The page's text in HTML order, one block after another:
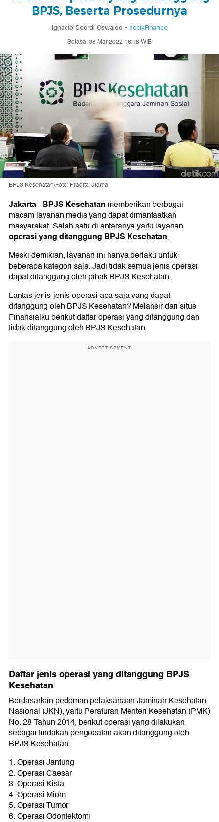
BPJS, Beserta Prosedurnya
Ignacio Geordi Oswaldo - detikFinance
Selasa, 08 Mar 2022 16:18 WIB
BPJS Kesehatan/Foto: Pradita Utama
Jakarta-BPJS Kesehatan memberikan berbagai
macam layanan medis yang dapat dimanfaatkan
masyarakat. Salah satu di antaranya yaitu layanan
operasi yang ditanggung BPJS Kesehatan.
Meski demikian, layanan ini hanya berlaku untuk
beberapa kategori saja. Jadi tidak semua jenis operasi
dapat ditanggung oleh pihak BPJS Kesehatan.
Lantas jenis-jenis operasi apa saja yang dapat
ditanggung oleh BPJS Kesehatan? Melansir dari situs
Finansialku berikut daftar operasi yang ditanggung dan
tidak ditanggung oleh BPJS Kesehatan.
ADVERTISEMENT
Daftar jenis operasi yang ditanggung BPJS
Kesehatan
Berdasarkan pedoman pelaksanaan Jaminan Kesehatan
Nasional (JKN), yaitu Peraturan Menteri Kesehatan (PMK)
No. 28 Tahun 2014, berikut operasi yang dilakukan
sebagai tindakan pengobatan akan ditanggung oleh
BPJS Kesehatan:
1. Operasi Jantung
2. Operasi Caesar
3. Operasi Kista
4. Operasi Miom
5. Operasi Tumor
6. Operasi Odontektomi